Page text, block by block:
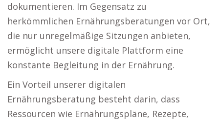
dokumentieren. Im Gegensatz zu
herkömmlichen Ernährungsberatungen vor Ort,
die nur unregelmäßige Sitzungen anbieten,
ermöglicht unsere digitale Plattform eine
konstante Begleitung in der Ernährung.
Ein Vorteil unserer digitalen
Ernährungsberatung besteht darin, dass
Ressourcen wie Ernährungspläne, Rezepte,